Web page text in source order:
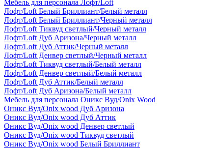
Мебель для персонала Лофт/Loft
Лофт/Loft Белый Бриллиант/Белый металл
Лофт/Loft Белый Бриллиант/Черный металл
Лофт/Loft Тиквуд светлый/Черный металл
Лофт/Loft Дуб Аризона/Черный металл
Лофт/Loft Дуб Аттик/Черный металл
Лофт/Loft Денвер светлый/Черный металл
Лофт/Loft Тиквуд светлый/Белый металл
Лофт/Loft Денвер светлый/Белый металл
Лофт/Loft Дуб Аттик/Белый металл
Лофт/Loft Дуб Аризона/Белый металл
Мебель для персонала Оникс Вуд/Onix Wood
Оникс Вуд/Onix wood Дуб Аризона
Оникс Вуд/Onix wood Дуб Аттик
Оникс Вуд/Onix wood Денвер светлый
Оникс Вуд/Onix wood Тиквуд светлый
Оникс Вуд/Onix wood Белый Бриллиант